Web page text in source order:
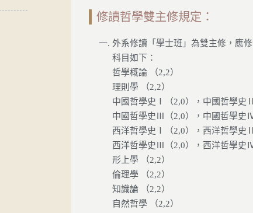
修讀哲學雙主修規定：
外系修讀「學士班」為雙主修，應
科目如下：
哲學概論 （2,2）
理則學 （2,2）
中國哲學史Ⅰ（2,0），中國哲學史Ⅱ
中國哲學史Ⅲ（2,0），中國哲學史Ⅳ
西洋哲學史Ⅰ（2,0），西洋哲學史Ⅱ
西洋哲學史Ⅲ（2,0），西洋哲學史Ⅳ
形上學 （2,2）
倫理學 （2,2）
知識論 （2,2）
自然哲學 （2,2）